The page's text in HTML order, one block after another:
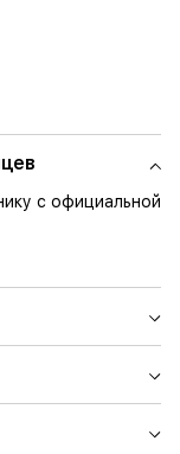
с официальной